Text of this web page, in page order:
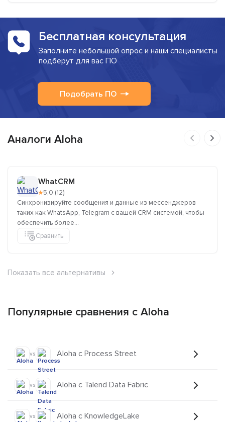
Бесплатная консультация
Заполните небольшой опрос и наши специалисты
подберут для вас ПО
Подобрать ПО
Аналоги Aloha
WhatCRM
★5,0 (12)
Синхронизируйте сообщения и данные из мессенджеров
таких как WhatsApp, Telegram с вашей CRM системой, чтобы
обеспечить более...
Сравнить
Показать все альтернативы
Популярные сравнения с Aloha
vs Aloha с Process Street
vs Aloha с Talend Data Fabric
vs Aloha с KnowledgeLake